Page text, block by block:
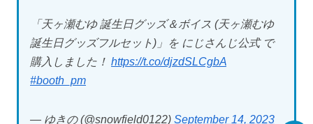
「天ヶ瀬むゆ 誕生日グッズ＆ボイス (天ヶ瀬むゆ
誕生日グッズフルセット)」を にじさんじ公式 で
購入しました！ https://t.co/djzdSLCgbA
#booth_pm
— ゆきの (@snowfield0122) September 14, 2023